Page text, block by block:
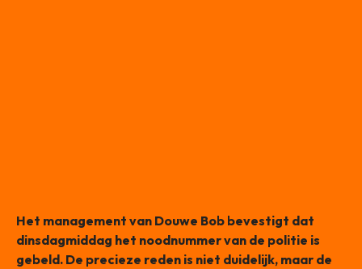
Het management van Douwe Bob bevestigt dat
dinsdagmiddag het noodnummer van de politie is
gebeld. De precieze reden is niet duidelijk, maar de